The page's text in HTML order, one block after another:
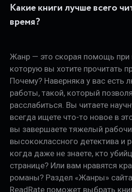
Какие книги лучше всего
время?
Жанр — это скорая помощь при
которую вы хотите прочитать
Почему? Наверняка у вас есть
работы, такой, который
расслабиться. Вы читаете
всегда ищете что-то новое в
вы завершаете тяжелый
высококлассного детектива и
когда даже не знаете, кто
странице? Или вам нравятся
романы? Раздел «Жанры»
ReadRate поможет выбрать